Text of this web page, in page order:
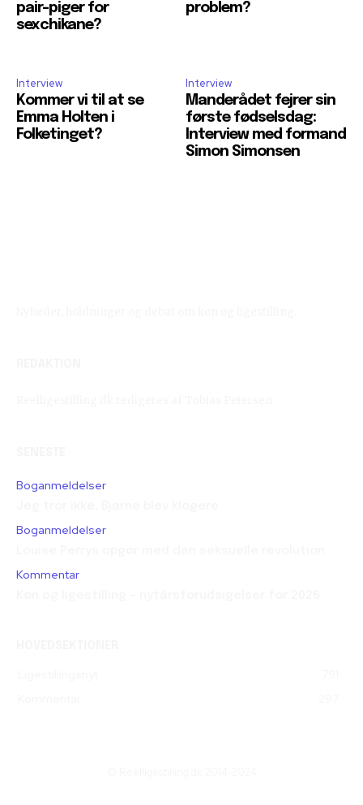
pair-piger for
sexchikane?
problem?
Interview
Kommer vi til at se
Emma Holten i
Folketinget?
Interview
Manderådet fejrer sin
første fødselsdag:
Interview med formand
Simon Simonsen
Boganmeldelser
Boganmeldelser
Kommentar